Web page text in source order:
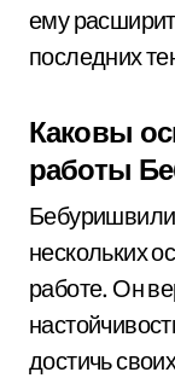
ему
последних
Каковы
работы
нескольких
работе. Он
достичь